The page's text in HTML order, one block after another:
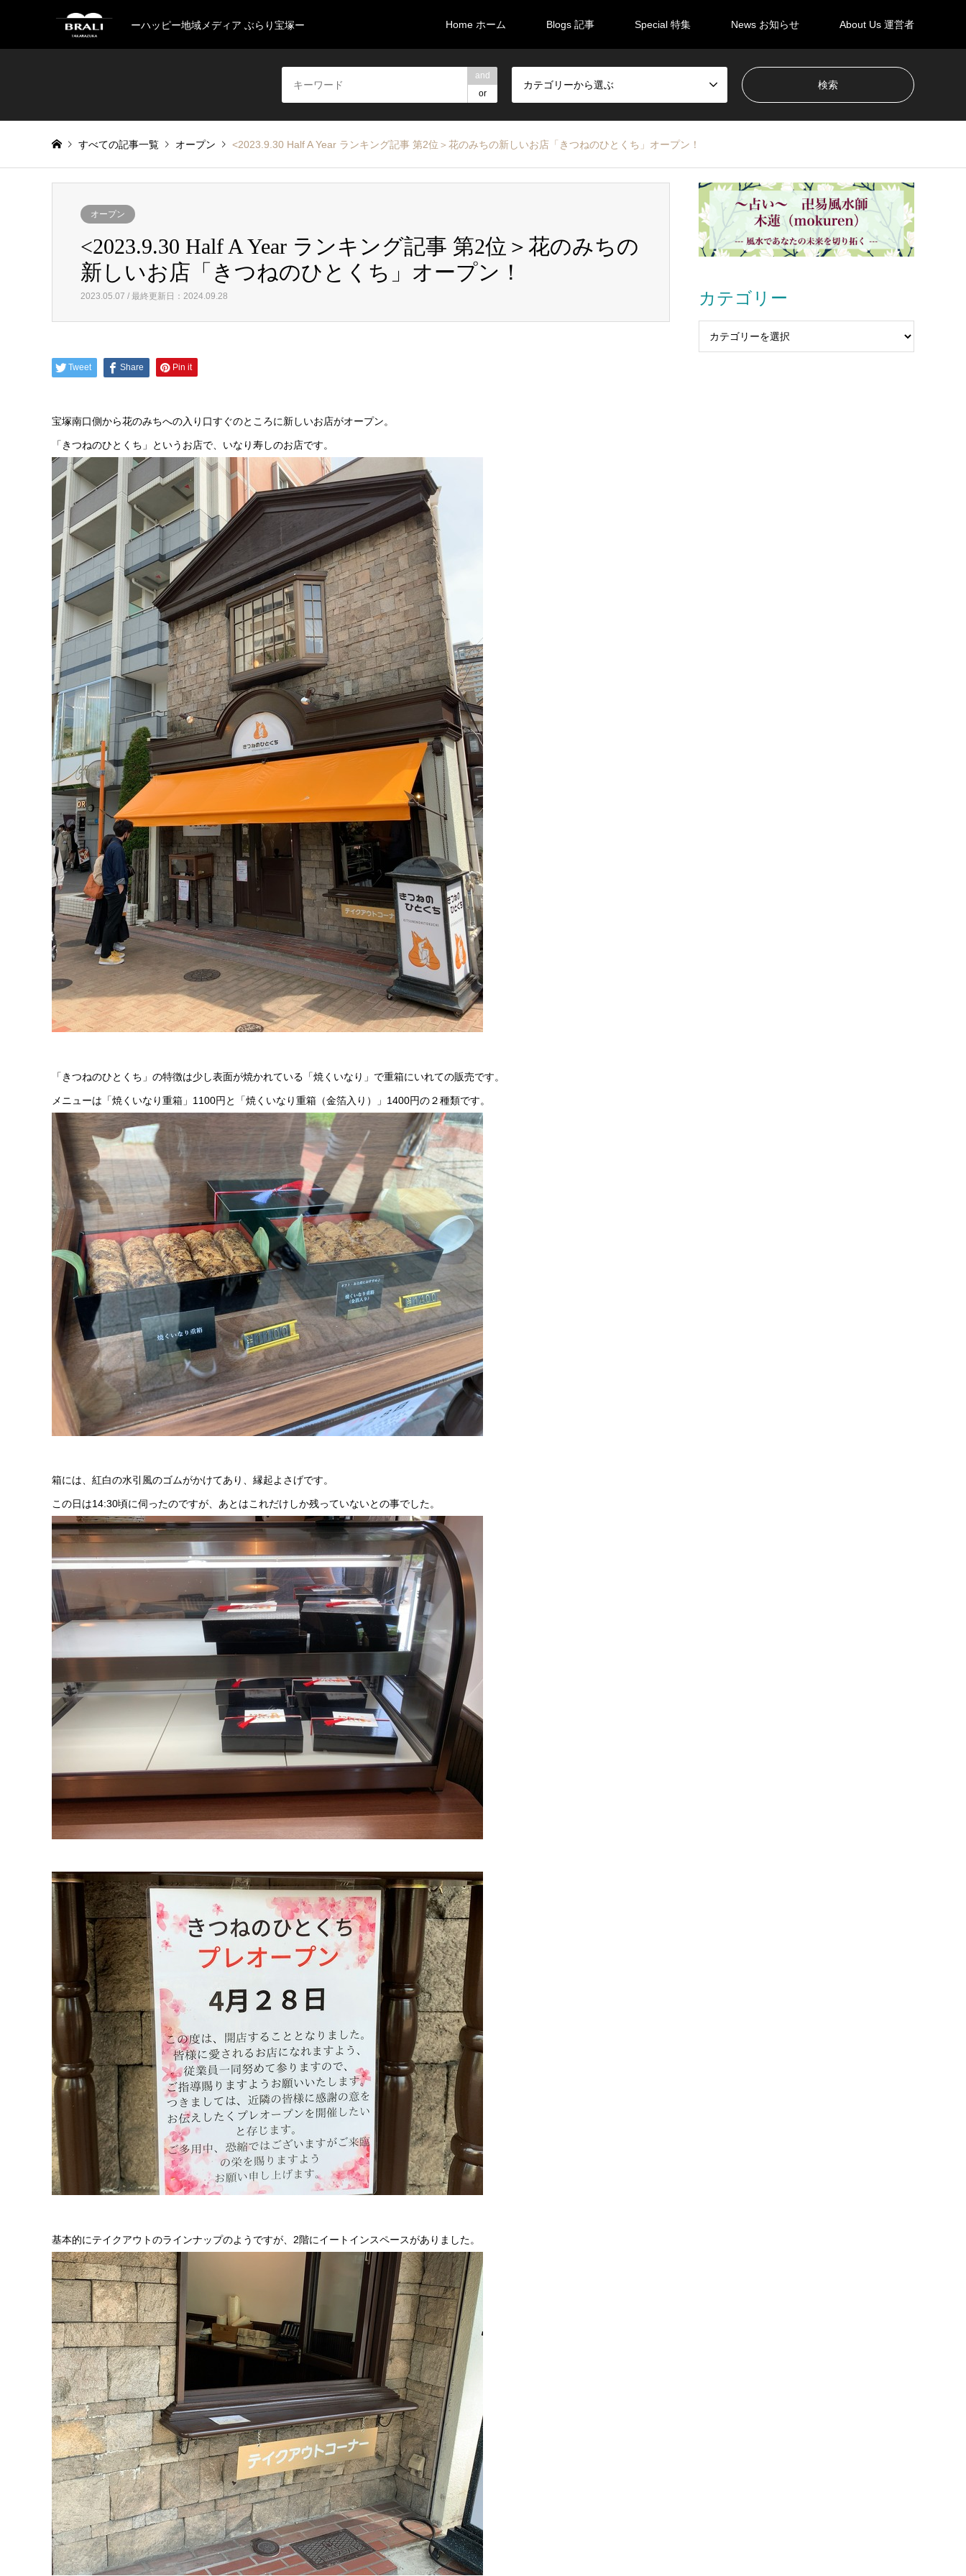
ーハッピー地域メディア ぶらり宝塚ー Home ホーム Blogs 記事 Special 特集 News お知らせ About Us 運営者
and
or
カテゴリーから選ぶ
すべての記事一覧 オープン <2023.9.30 Half A Year ランキング記事 第2位＞花のみちの新しいお店「きつねのひとくち」オープン！
オープン
<2023.9.30 Half A Year ランキング記事 第2位＞花のみちの
新しいお店「きつねのひとくち」オープン！
2023.05.07 / 最終更新日：2024.09.28
Tweet Share Pin it
宝塚南口側から花のみちへの入り口すぐのところに新しいお店がオープン。
「きつねのひとくち」というお店で、いなり寿しのお店です。
「きつねのひとくち」の特徴は少し表面が焼かれている「焼くいなり」で重箱にいれての販売です。
メニューは「焼くいなり重箱」1100円と「焼くいなり重箱（金箔入り）」1400円の２種類です。
箱には、紅白の水引風のゴムがかけてあり、縁起よさげです。
この日は14:30頃に伺ったのですが、あとはこれだけしか残っていないとの事でした。
基本的にテイクアウトのラインナップのようですが、2階にイートインスペースがありました。
カテゴリー